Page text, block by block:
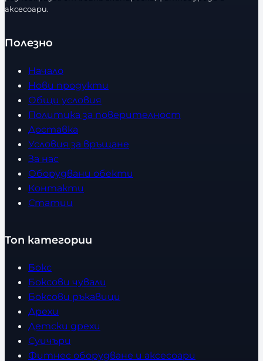
аксесоари.
Полезно
Начало
Нови продукти
Общи условия
Политика за поверителност
Доставка
Условия за връщане
За нас
Оборудвани обекти
Контакти
Статии
Топ категории
Бокс
Боксови чували
Боксови ръкавици
Дрехи
Детски дрехи
Суичъри
Фитнес оборудване и аксесоари